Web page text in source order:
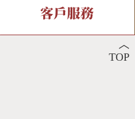
專有名詞介紹
注音查詢
造字解決方案
轉碼Web Service
客戶服務
︿
TOP